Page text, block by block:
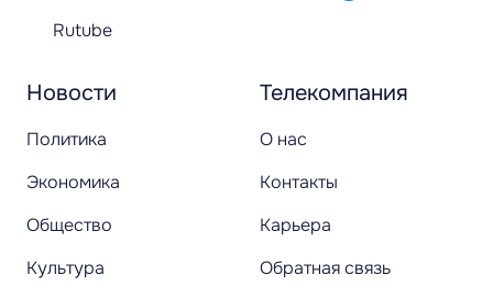
Новости
Политика
Экономика
Общество
Культура
Телекомпания
О нас
Контакты
Карьера
Обратная связь
Rutube